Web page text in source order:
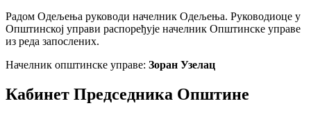
Радом Одељења руководи начелник Одељења. Руководиоце у
Општинској управи распоређује начелник Општинске управе
из реда запослених.
Начелник општинске управе: Зоран Узелац
Кабинет Председника Општине